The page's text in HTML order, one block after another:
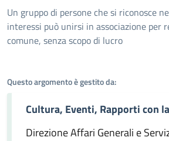
Dettagli
Un gruppo di persone che si riconosce
interessi può unirsi in associazione per
comune, senza scopo di lucro
Questo argomento è gestito da:
Cultura, Eventi, Rapporti con
Direzione Affari Generali e